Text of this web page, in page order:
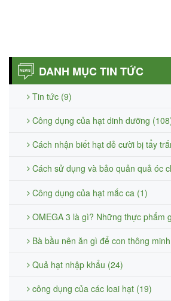
DANH MỤC TIN TỨC
Tin tức (9)
Công dụng của hạt dinh dưỡng
Cách nhận biết hạt dẻ cười bị tẩy
Cách sử dụng và bảo quản quả óc
Công dụng của hạt mắc ca (1)
OMEGA 3 là gì? Những thực phẩm
Bà bầu nên ăn gì để con thông
Quả hạt nhập khẩu (24)
công dụng của các loai hạt (19)